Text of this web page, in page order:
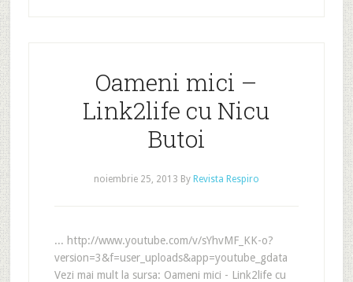
Oameni mici –
Link2life cu Nicu
Butoi
noiembrie 25, 2013 By Revista Respiro
... http://www.youtube.com/v/sYhvMF_KK-o?
version=3&f=user_uploads&app=youtube_gdata
Vezi mai mult la sursa: Oameni mici - Link2life cu